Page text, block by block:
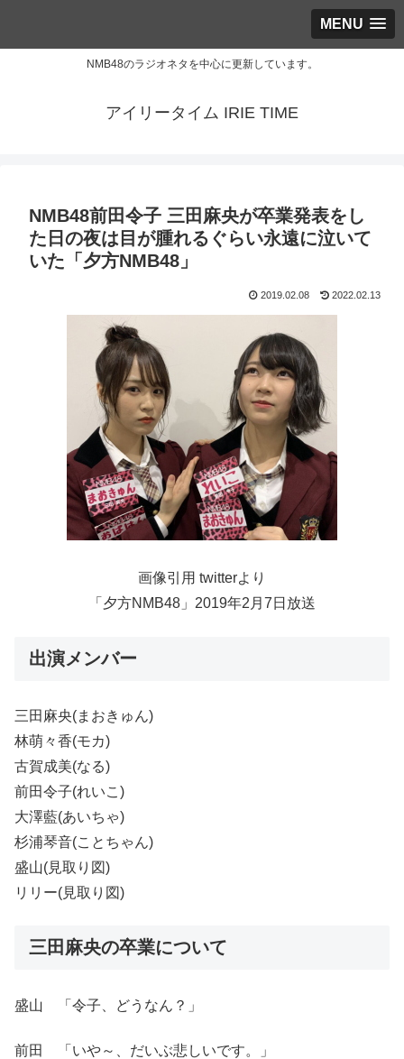
MENU
NMB48のラジオネタを中心に更新しています。
アイリータイム IRIE TIME
NMB48前田令子 三田麻央が卒業発表をし
た日の夜は目が腫れるぐらい永遠に泣いて
いた「夕方NMB48」
2019.02.08 2022.02.13
画像引用 twitterより
「夕方NMB48」2019年2月7日放送
出演メンバー
三田麻央(まおきゅん)
林萌々香(モカ)
古賀成美(なる)
前田令子(れいこ)
大澤藍(あいちゃ)
杉浦琴音(ことちゃん)
盛山(見取り図)
リリー(見取り図)
三田麻央の卒業について
盛山 「令子、どうなん？」
前田 「いや～、だいぶ悲しいです。」